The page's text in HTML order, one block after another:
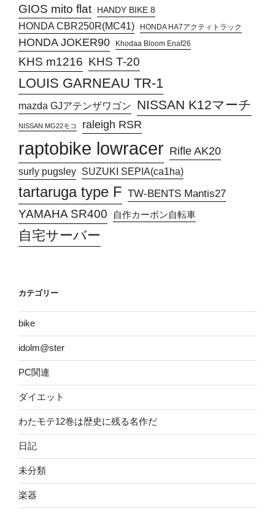
GIOS mito flat
HANDY BIKE 8
HONDA CBR250R(MC41) HONDA HA7アクティトラック
HONDA JOKER90 Khodaa Bloom Enaf26
KHS m1216 KHS T-20
LOUIS GARNEAU TR-1
mazda GJアテンザワゴン NISSAN K12マーチ
NISSAN MG22モコ raleigh RSR
raptobike lowracer Rifle AK20
surly pugsley SUZUKI SEPIA(ca1ha)
tartaruga type F TW-BENTS Mantis27
YAMAHA SR400 自作カーボン自転車
自宅サーバー
カテゴリー
bike
idolm@ster
PC関連
ダイエット
わたモテ12巻は歴史に残る名作だ
日記
未分類
楽器